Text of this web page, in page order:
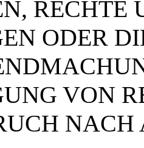
RECHTE
ODER
VON
NACH